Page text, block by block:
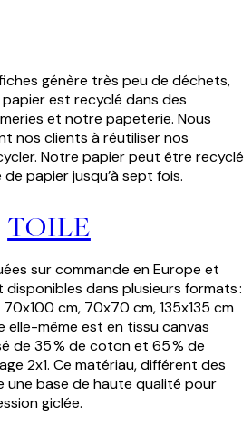
génère très peu de déchets,
est recyclé dans des
et notre papeterie. Nous
nos clients à réutiliser nos
Notre papier peut être recyclé
papier jusqu’à sept fois.
TOILE
sur commande en Europe et
dans plusieurs formats :
cm, 70x70 cm, 135x135 cm
elle-même est en tissu canvas
de 35 % de coton et 65 % de
2x1. Ce matériau, différent des
une base de haute qualité pour
giclée.